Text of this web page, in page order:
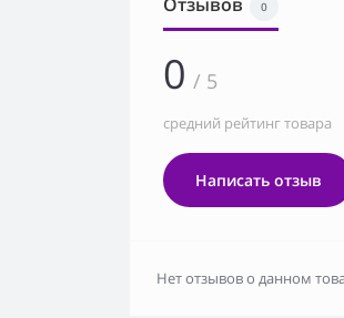
0
0 / 5
средний рейтинг товара
Написать отзыв
Нет отзывов о данном